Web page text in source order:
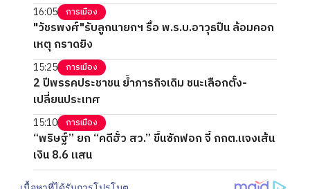
16:05 การเมือง
"วัชรพงศ์"รับลูกนายกฯ รื้อ พ.ร.บ.อาวุธปืน ล้อมคอก
เหตุ กราดยิง
15:25 การเมือง
2 ปีพรรคประชาชน ย้ำภารกิจเดิม ชนะเลือกตั้ง-
เปลี่ยนประเทศ
15:10 การเมือง
“พริษฐ์” ยก “คดีฮั้ว สว.” ขึ้นซักฟอก จี้ กกต.แจงเส้น
เงิน 8.6 แสน